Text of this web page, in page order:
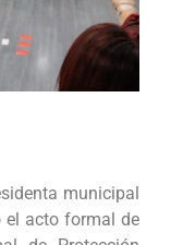
municipal
el acto formal de